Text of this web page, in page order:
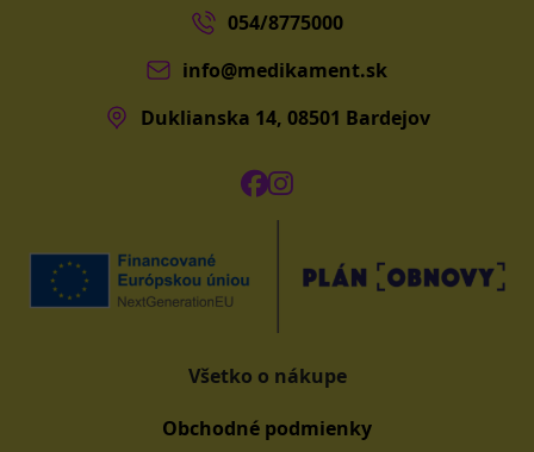
054/8775000
info@medikament.sk
Duklianska 14, 08501 Bardejov
Všetko o nákupe
Obchodné podmienky